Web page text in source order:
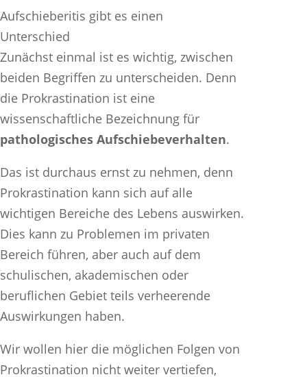
Zunächst einmal ist es wichtig, zwischen
beiden Begriffen zu unterscheiden. Denn
die Prokrastination ist eine
wissenschaftliche Bezeichnung für
pathologisches Aufschiebeverhalten.
Das ist durchaus ernst zu nehmen, denn
Prokrastination kann sich auf alle
wichtigen Bereiche des Lebens auswirken.
Dies kann zu Problemen im privaten
Bereich führen, aber auch auf dem
schulischen, akademischen oder
beruflichen Gebiet teils verheerende
Auswirkungen haben.
Wir wollen hier die möglichen Folgen von
Prokrastination nicht weiter vertiefen,